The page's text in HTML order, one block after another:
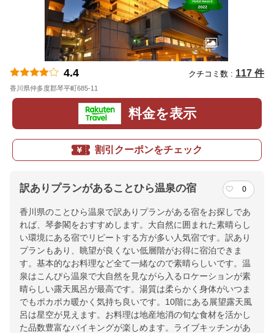
4.4 クチコミ数 : 117 件
香川県仲多度郡琴平町685-11
料金を表示
割引クーポンをチェック
訳ありプランがあることひら温泉の宿 0
香川県のことひら温泉で訳ありプランがある宿をお探しであ
れば、琴参閣をおすすめします。大自然に囲まれた素晴らし
い環境にある宿でリピートする方が多い人気宿です。訳あり
プランもあり、眺望が良くない低層階がお得に宿泊できま
す。基本的なお料理など全て一緒なので素晴らしいです。温
泉はこんぴら温泉で大自然を見ながら入るロケーションが素
晴らしい露天風呂が最高です。湯質は柔らかく身体がいつま
でもポカポカ暖かく気持ち良いです。10階にある展望露天風
呂は星空が見えます。お料理は地産地消の旬な食材を活かし
た品数豊富なバイキングが楽しめます。ライブキッチンがあ